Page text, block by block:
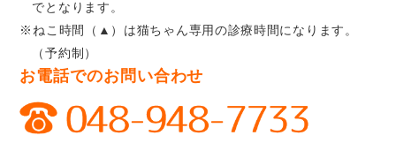
でとなります。
※ねこ時間（▲）は猫ちゃん専用の診療時間になります。
（予約制）
お電話でのお問い合わせ